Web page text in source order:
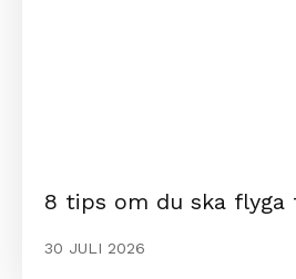
8 tips om du ska flyga
30 JULI 2026